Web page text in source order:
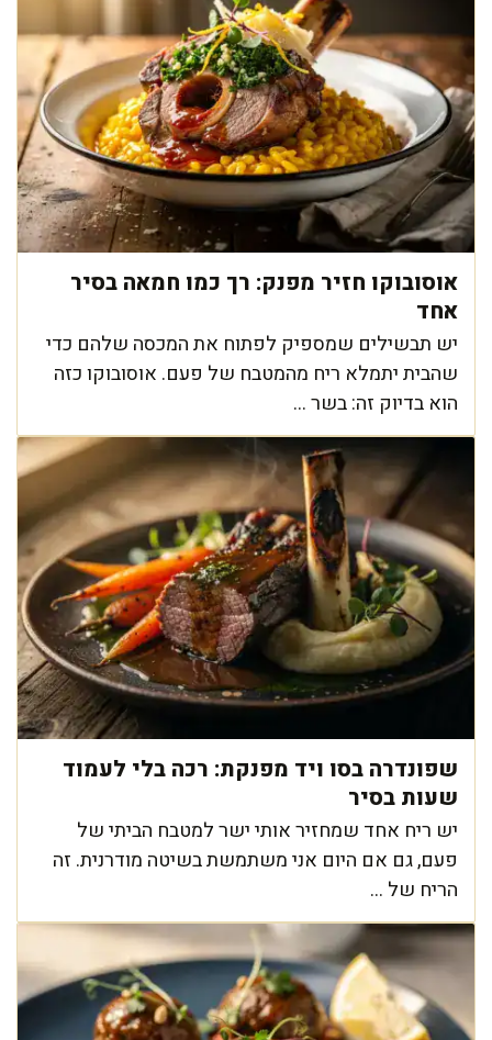
אוסובוקו חזיר מפנק: רך כמו חמאה בסיר
אחד
יש תבשילים שמספיק לפתוח את המכסה שלהם כדי
שהבית יתמלא ריח מהמטבח של פעם. אוסובוקו כזה
הוא בדיוק זה: בשר ...
שפונדרה בסו ויד מפנקת: רכה בלי לעמוד
שעות בסיר
יש ריח אחד שמחזיר אותי ישר למטבח הביתי של
פעם, גם אם היום אני משתמשת בשיטה מודרנית. זה
הריח של ...